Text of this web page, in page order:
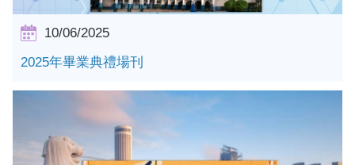
10/06/2025
2025年畢業典禮場刊